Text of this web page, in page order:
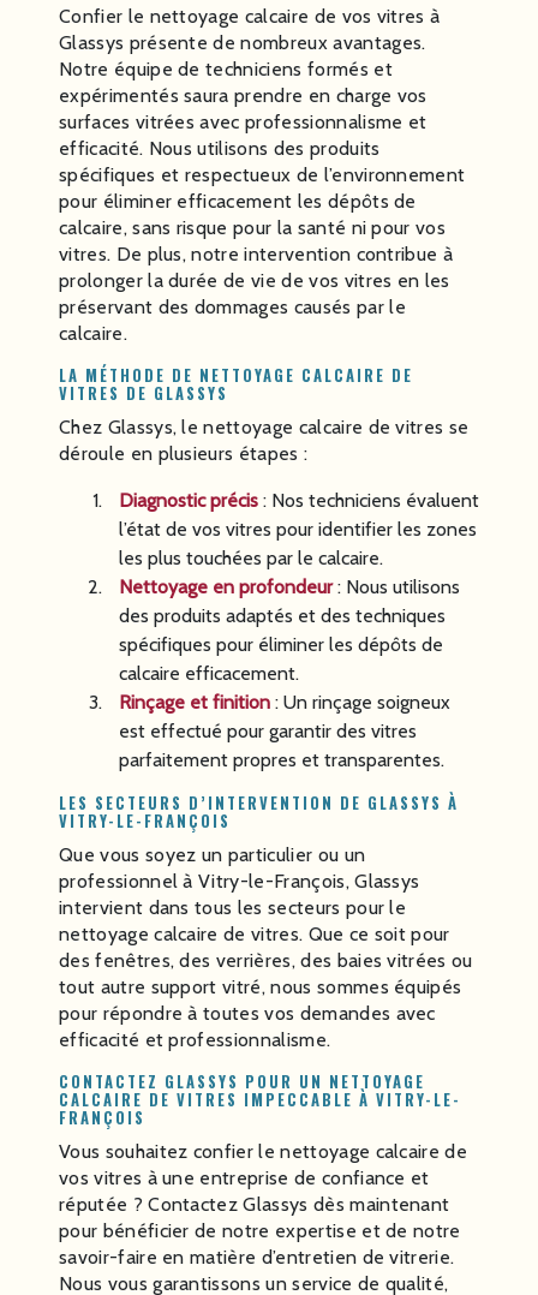
Confier le nettoyage calcaire de vos vitres à
Glassys présente de nombreux avantages.
Notre équipe de techniciens formés et
expérimentés saura prendre en charge vos
surfaces vitrées avec professionnalisme et
efficacité. Nous utilisons des produits
spécifiques et respectueux de l’environnement
pour éliminer efficacement les dépôts de
calcaire, sans risque pour la santé ni pour vos
vitres. De plus, notre intervention contribue à
prolonger la durée de vie de vos vitres en les
préservant des dommages causés par le
calcaire.
LA MÉTHODE DE NETTOYAGE CALCAIRE DE
VITRES DE GLASSYS
Chez Glassys, le nettoyage calcaire de vitres se
déroule en plusieurs étapes :
Diagnostic précis : Nos techniciens évaluent
l’état de vos vitres pour identifier les zones
les plus touchées par le calcaire.
Nettoyage en profondeur: Nous utilisons
des produits adaptés et des techniques
spécifiques pour éliminer les dépôts de
calcaire efficacement.
Rinçage et finition : Un rinçage soigneux
est effectué pour garantir des vitres
parfaitement propres et transparentes.
LES SECTEURS D’INTERVENTION DE GLASSYS À
VITRY-LE-FRANÇOIS
Que vous soyez un particulier ou un
professionnel à Vitry-le-François, Glassys
intervient dans tous les secteurs pour le
nettoyage calcaire de vitres. Que ce soit pour
des fenêtres, des verrières, des baies vitrées ou
tout autre support vitré, nous sommes équipés
pour répondre à toutes vos demandes avec
efficacité et professionnalisme.
CONTACTEZ GLASSYS POUR UN NETTOYAGE
CALCAIRE DE VITRES IMPECCABLE À VITRY-LE-
FRANÇOIS
Vous souhaitez confier le nettoyage calcaire de
vos vitres à une entreprise de confiance et
réputée ? Contactez Glassys dès maintenant
pour bénéficier de notre expertise et de notre
savoir-faire en matière d’entretien de vitrerie.
Nous vous garantissons un service de qualité,